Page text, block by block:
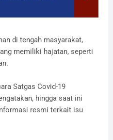
di tengah masyarakat,
memiliki hajatan, seperti
Satgas Covid-19
hingga saat ini
resmi terkait isu